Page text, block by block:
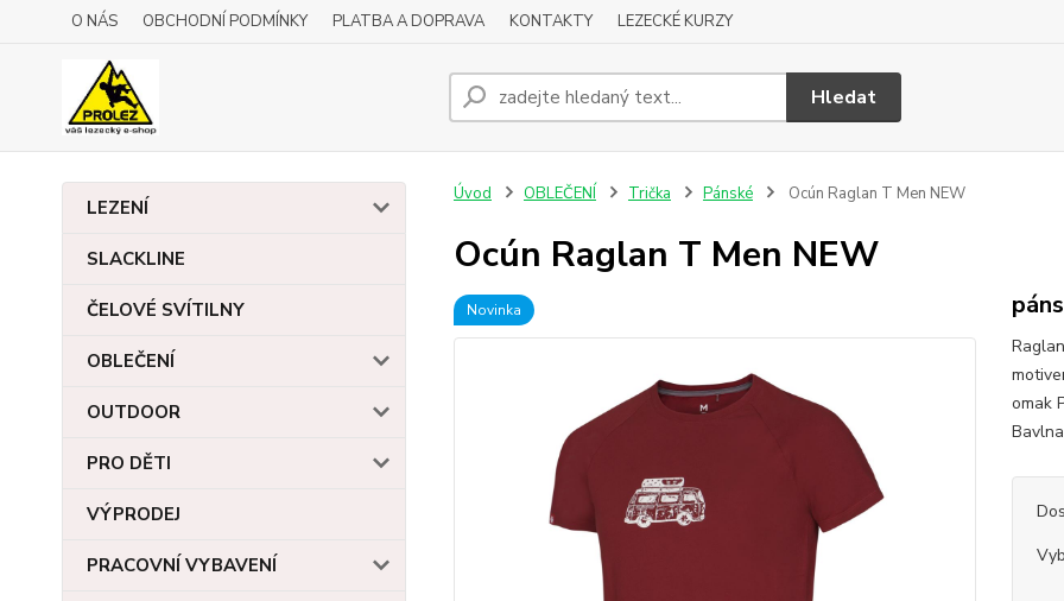
O NÁS OBCHODNÍ PODMÍNKY PLATBA A DOPRAVA KONTAKTY LEZECKÉ KURZY
Hledat
LEZENÍ
SLACKLINE
ČELOVÉ SVÍTILNY
OBLEČENÍ
OUTDOOR
PRO DĚTI
VÝPRODEJ
PRACOVNÍ VYBAVENÍ
Úvod OBLEČENÍ Trička Pánské Ocún Raglan T Men NEW
Ocún Raglan T Men NEW
Novinka
omak